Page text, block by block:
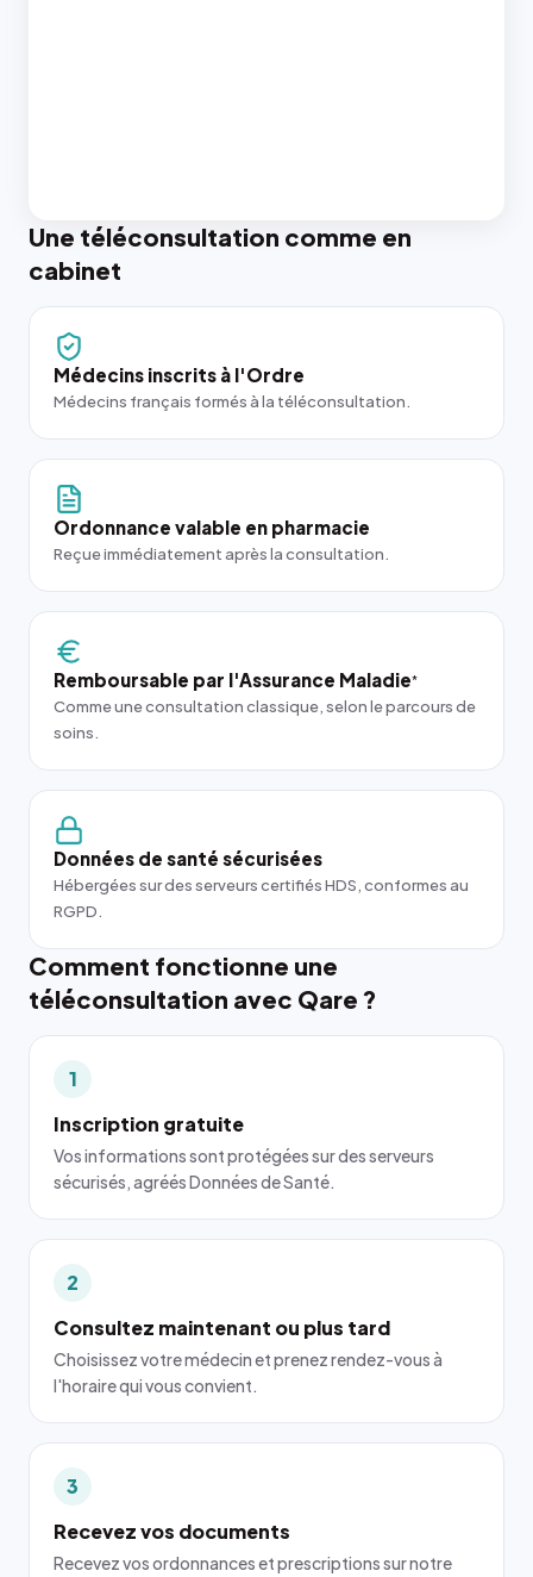
Une téléconsultation comme en
cabinet
Médecins inscrits à l'Ordre
Médecins français formés à la téléconsultation.
Ordonnance valable en pharmacie
Reçue immédiatement après la consultation.
Remboursable par l'Assurance Maladie*
Comme une consultation classique, selon le parcours de
soins.
Données de santé sécurisées
Hébergées sur des serveurs certifiés HDS, conformes au
RGPD.
Comment fonctionne une
téléconsultation avec Qare ?
1
Inscription gratuite
Vos informations sont protégées sur des serveurs
sécurisés, agréés Données de Santé.
2
Consultez maintenant ou plus tard
Choisissez votre médecin et prenez rendez-vous à
l'horaire qui vous convient.
3
Recevez vos documents
Recevez vos ordonnances et prescriptions sur notre